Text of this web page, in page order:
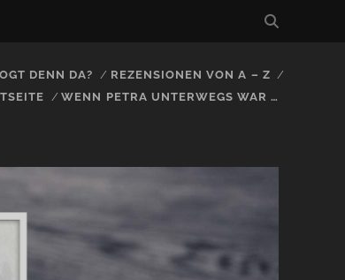
DENN DA?
REZENSIONEN VON A – Z
WENN PETRA UNTERWEGS WAR …